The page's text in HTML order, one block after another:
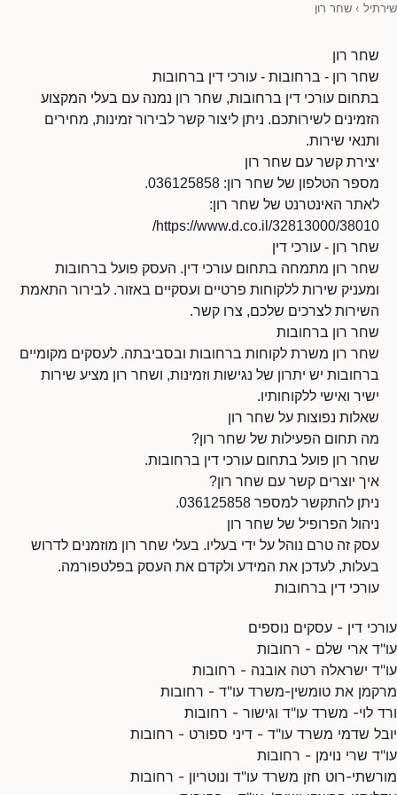
שירתיל › שחר רון
שחר רון
שחר רון - ברחובות - עורכי דין ברחובות
בתחום עורכי דין ברחובות, שחר רון נמנה עם בעלי המקצוע
הזמינים לשירותכם. ניתן ליצור קשר לבירור זמינות, מחירים
ותנאי שירות.
יצירת קשר עם שחר רון
מספר הטלפון של שחר רון: 036125858.
לאתר האינטרנט של שחר רון:
https://www.d.co.il/32813000/38010/
שחר רון - עורכי דין
שחר רון מתמחה בתחום עורכי דין. העסק פועל ברחובות
ומעניק שירות ללקוחות פרטיים ועסקיים באזור. לבירור התאמת
השירות לצרכים שלכם, צרו קשר.
שחר רון ברחובות
שחר רון משרת לקוחות ברחובות ובסביבתה. לעסקים מקומיים
ברחובות יש יתרון של נגישות וזמינות, ושחר רון מציע שירות
ישיר ואישי ללקוחותיו.
שאלות נפוצות על שחר רון
מה תחום הפעילות של שחר רון?
שחר רון פועל בתחום עורכי דין ברחובות.
איך יוצרים קשר עם שחר רון?
ניתן להתקשר למספר 036125858.
ניהול הפרופיל של שחר רון
עסק זה טרם נוהל על ידי בעליו. בעלי שחר רון מוזמנים לדרוש
בעלות, לעדכן את המידע ולקדם את העסק בפלטפורמה.
עורכי דין ברחובות
עורכי דין - עסקים נוספים
עו"ד ארי שלם - רחובות
עו"ד ישראלה רטה אובנה - רחובות
מרקמן את טומשין-משרד עו"ד - רחובות
ורד לוי- משרד עו"ד וגישור - רחובות
יובל שדמי משרד עו"ד - דיני ספורט - רחובות
עו"ד שרי נוימן - רחובות
מורשתי-רוט חזן משרד עו"ד ונוטריון - רחובות